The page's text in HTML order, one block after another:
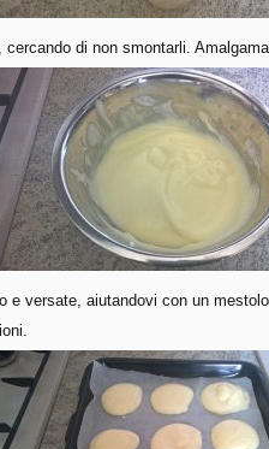
di non smontarli.
e versate, aiutandovi con un